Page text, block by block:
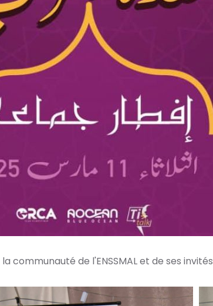
communauté de l'ENSSMAL et de ses invités